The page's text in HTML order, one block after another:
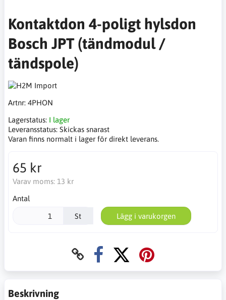
Kontaktdon 4-poligt hylsdon
Bosch JPT (tändmodul /
tändspole)
Artnr: 4PHON
Lagerstatus: I lager
Leveransstatus: Skickas snarast
Varan finns normalt i lager för direkt leverans.
65 kr
Varav moms: 13 kr
Antal
St Lägg i varukorgen
Beskrivning